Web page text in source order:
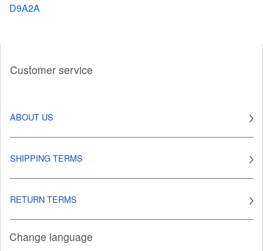
D9A2A
Customer service
ABOUT US
SHIPPING TERMS
RETURN TERMS
Change language